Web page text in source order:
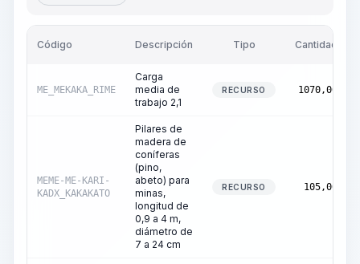
Código Descripción Tipo Cantidad
ME_MEKAKA_RIME
Carga
media de
trabajo 2,1
RECURSO 1070,00
MEME-ME-KARI-
KADX_KAKAKATO
Pilares de
madera de
coníferas
(pino,
abeto) para
minas,
longitud de
0,9 a 4 m,
diámetro de
7 a 24 cm
RECURSO 105,00